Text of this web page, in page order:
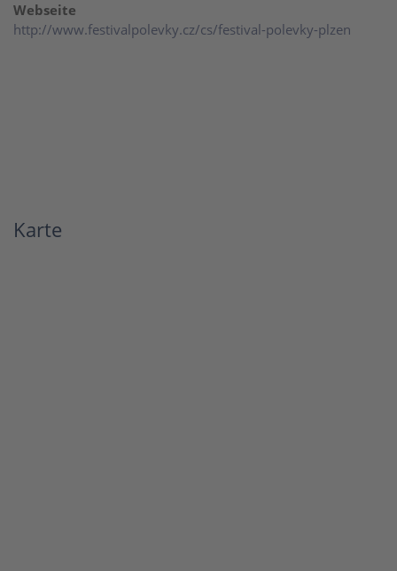
Webseite
http://www.festivalpolevky.cz/cs/festival-polevky-plzen
Karte